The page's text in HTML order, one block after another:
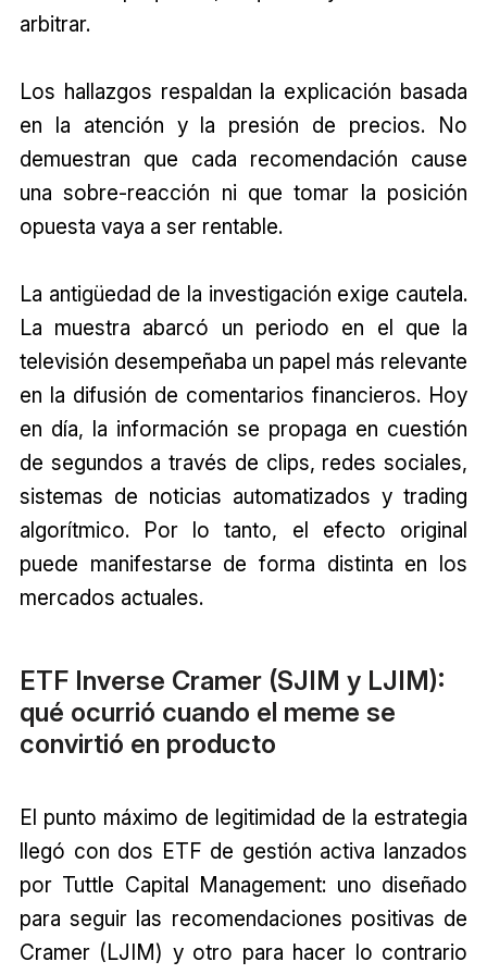
arbitrar.
Los hallazgos respaldan la explicación basada
en la atención y la presión de precios. No
demuestran que cada recomendación cause
una sobre-reacción ni que tomar la posición
opuesta vaya a ser rentable.
La antigüedad de la investigación exige cautela.
La muestra abarcó un periodo en el que la
televisión desempeñaba un papel más relevante
en la difusión de comentarios financieros. Hoy
en día, la información se propaga en cuestión
de segundos a través de clips, redes sociales,
sistemas de noticias automatizados y trading
algorítmico. Por lo tanto, el efecto original
puede manifestarse de forma distinta en los
mercados actuales.
ETF Inverse Cramer (SJIM y LJIM):
qué ocurrió cuando el meme se
convirtió en producto
El punto máximo de legitimidad de la estrategia
llegó con dos ETF de gestión activa lanzados
por Tuttle Capital Management: uno diseñado
para seguir las recomendaciones positivas de
Cramer (LJIM) y otro para hacer lo contrario